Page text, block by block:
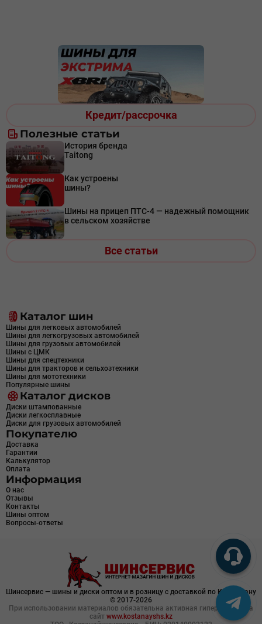
Кредит/рассрочка
Полезные статьи
История бренда
Taitong
Как устроены
шины?
Шины на прицеп ПТС-4 — надежный помощник
в сельском хозяйстве
Все статьи
Каталог шин
Шины для легковых автомобилей
Шины для легкогрузовых автомобилей
Шины для грузовых автомобилей
Шины с ЦМК
Шины для спецтехники
Шины для тракторов и сельхозтехники
Шины для мототехники
Популярные шины
Каталог дисков
Диски штампованные
Диски легкосплавные
Диски для грузовых автомобилей
Покупателю
Доставка
Гарантии
Калькулятор
Оплата
Информация
О нас
Отзывы
Контакты
Шины оптом
Вопросы-ответы
Шинсервис — шины и диски оптом и в розницу с доставкой по Казахстану
© 2017-2026
При использовании материалов обязательна активная гиперссылка на
сайт www.kostanayshs.kz